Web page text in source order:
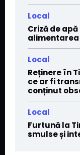
Local
Criză de
Local
Reținere în
ce ar fi
conținut
Local
Furtună la
smulse și